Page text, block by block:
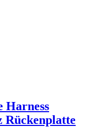
Harness
Rückenplatte